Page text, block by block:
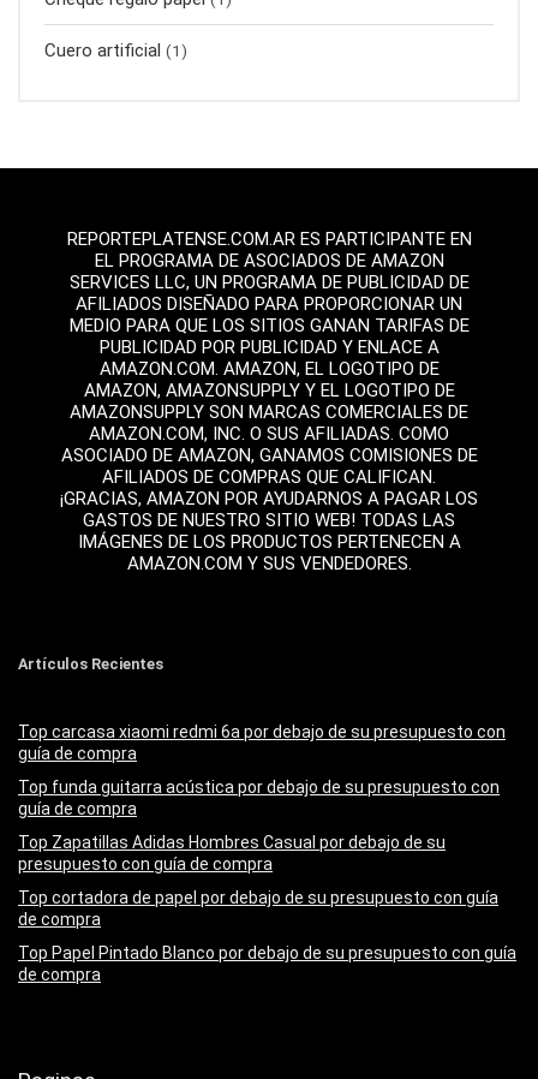
Cuero artificial (1)
REPORTEPLATENSE.COM.AR ES PARTICIPANTE EN
EL PROGRAMA DE ASOCIADOS DE AMAZON
SERVICES LLC, UN PROGRAMA DE PUBLICIDAD DE
AFILIADOS DISEÑADO PARA PROPORCIONAR UN
MEDIO PARA QUE LOS SITIOS GANAN TARIFAS DE
PUBLICIDAD POR PUBLICIDAD Y ENLACE A
AMAZON.COM. AMAZON, EL LOGOTIPO DE
AMAZON, AMAZONSUPPLY Y EL LOGOTIPO DE
AMAZONSUPPLY SON MARCAS COMERCIALES DE
AMAZON.COM, INC. O SUS AFILIADAS. COMO
ASOCIADO DE AMAZON, GANAMOS COMISIONES DE
AFILIADOS DE COMPRAS QUE CALIFICAN.
¡GRACIAS, AMAZON POR AYUDARNOS A PAGAR LOS
GASTOS DE NUESTRO SITIO WEB! TODAS LAS
IMÁGENES DE LOS PRODUCTOS PERTENECEN A
AMAZON.COM Y SUS VENDEDORES.
Artículos Recientes
Top carcasa xiaomi redmi 6a por debajo de su presupuesto con
guía de compra
Top funda guitarra acústica por debajo de su presupuesto con
guía de compra
Top Zapatillas Adidas Hombres Casual por debajo de su
presupuesto con guía de compra
Top cortadora de papel por debajo de su presupuesto con guía
de compra
Top Papel Pintado Blanco por debajo de su presupuesto con guía
de compra